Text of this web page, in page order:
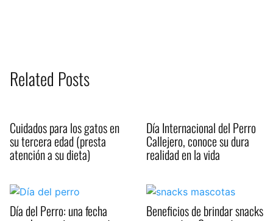
Related Posts
Cuidados para los gatos en
su tercera edad (presta
atención a su dieta)
Día Internacional del Perro
Callejero, conoce su dura
realidad en la vida
Día del Perro: una fecha Beneficios de brindar snacks